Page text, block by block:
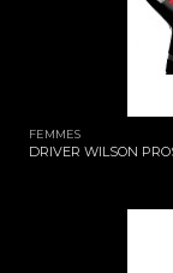
FEMMES
DRIVER WILSON